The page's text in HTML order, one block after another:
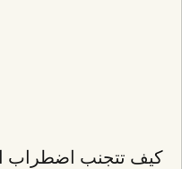
كيف تتجنب اضطراب